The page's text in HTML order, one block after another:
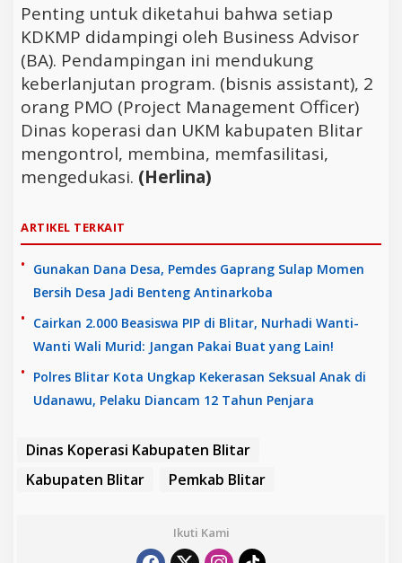
Penting untuk diketahui bahwa setiap
KDKMP didampingi oleh Business Advisor
(BA). Pendampingan ini mendukung
keberlanjutan program. (bisnis assistant), 2
orang PMO (Project Management Officer)
Dinas koperasi dan UKM kabupaten Blitar
mengontrol, membina, memfasilitasi,
mengedukasi. (Herlina)
ARTIKEL TERKAIT
Gunakan Dana Desa, Pemdes Gaprang Sulap Momen
Bersih Desa Jadi Benteng Antinarkoba
Cairkan 2.000 Beasiswa PIP di Blitar, Nurhadi Wanti-
Wanti Wali Murid: Jangan Pakai Buat yang Lain!
Polres Blitar Kota Ungkap Kekerasan Seksual Anak di
Udanawu, Pelaku Diancam 12 Tahun Penjara
Dinas Koperasi Kabupaten Blitar
Kabupaten Blitar
Pemkab Blitar
Ikuti Kami